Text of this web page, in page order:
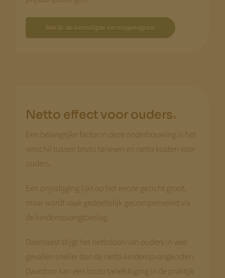
Bekijk de benodigde vermogensgroei
Netto effect voor ouders.
Een belangrijke factor in deze onderbouwing is het
verschil tussen bruto tarieven en netto kosten voor
ouders.
Een prijsstijging lijkt op het eerste gezicht groot,
maar wordt vaak gedeeltelijk gecompenseerd via
de kinderopvangtoeslag.
Daarnaast stijgt het nettoloon van ouders in veel
gevallen sneller dan de netto kinderopvangkosten.
Daardoor kan een bruto tariefstijging in de praktijk
begin augustus
Met vriendelijke groet,